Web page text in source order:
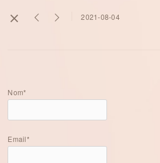
2021-08-04
Nom*
Email*